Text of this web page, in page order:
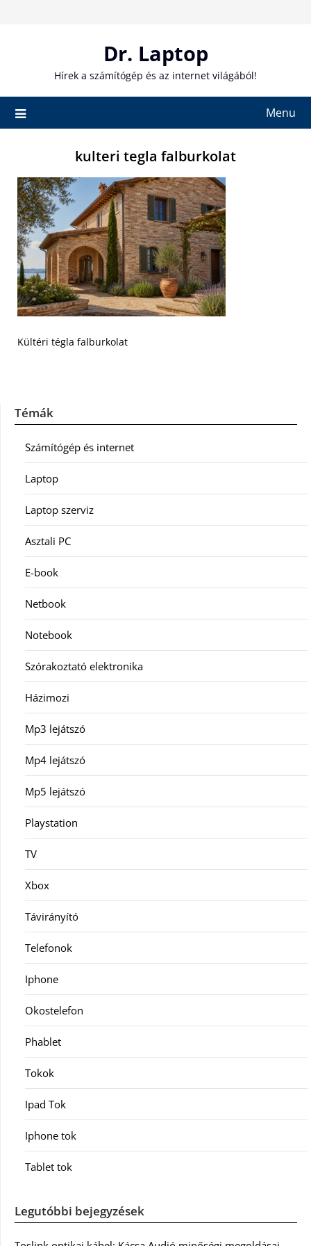
Dr. Laptop
Hírek a számítógép és az internet világából!
Menu
kulteri tegla falburkolat
Kültéri tégla falburkolat
Témák
Számítógép és internet
Laptop
Laptop szerviz
Asztali PC
E-book
Netbook
Notebook
Szórakoztató elektronika
Házimozi
Mp3 lejátszó
Mp4 lejátszó
Mp5 lejátszó
Playstation
TV
Xbox
Távirányító
Telefonok
Iphone
Okostelefon
Phablet
Tokok
Ipad Tok
Iphone tok
Tablet tok
Legutóbbi bejegyzések